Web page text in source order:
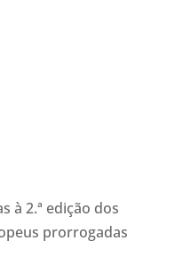
à 2.ª edição dos
prorrogadas